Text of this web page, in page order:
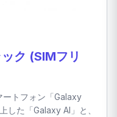
ク (SIMフリ
トフォン「Galaxy
した「Galaxy AI」と、